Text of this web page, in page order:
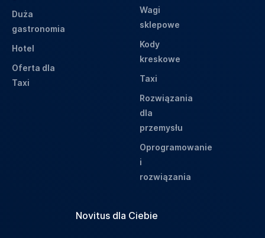
Duża
gastronomia
Hotel
Oferta dla
Taxi
Wagi
sklepowe
Kody
kreskowe
Taxi
Rozwiązania
dla
przemysłu
Oprogramowanie
i
rozwiązania
Novitus dla Ciebie